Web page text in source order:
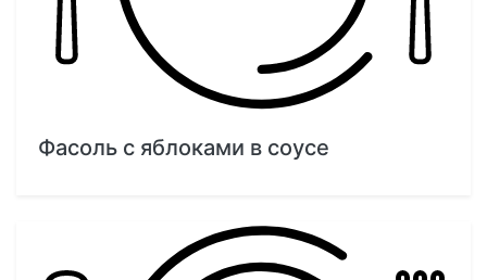
Фасоль с яблоками в соусе